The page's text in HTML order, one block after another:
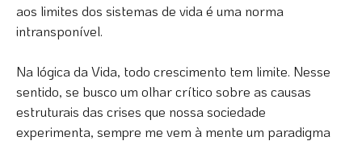
aos limites dos sistemas de vida é uma norma
intransponível.
Na lógica da Vida, todo crescimento tem limite. Nesse
sentido, se busco um olhar crítico sobre as causas
estruturais das crises que nossa sociedade
experimenta, sempre me vem à mente um paradigma